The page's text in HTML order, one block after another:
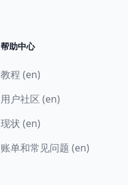
帮助中心
教程 (en)
用户社区 (en)
现状 (en)
账单和常见问题 (en)